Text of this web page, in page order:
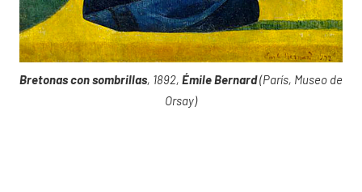
Bretonas con sombrillas, 1892, Émile Bernard(París, Museo de
Orsay)